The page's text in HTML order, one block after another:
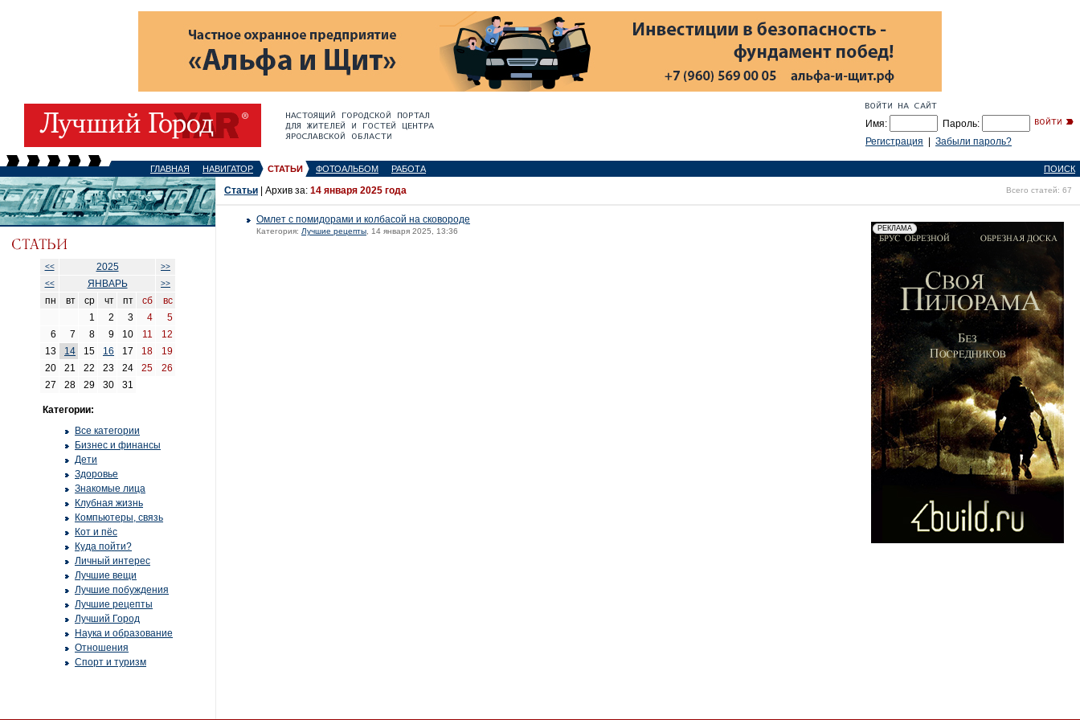
Имя:
Пароль:
Регистрация
Забыли пароль?
ГЛАВНАЯ НАВИГАТОР СТАТЬИ ФОТОАЛЬБОМ РАБОТА ПОИСК
<< 2025
>>
<<
ЯНВАРЬ >>
пн вт ср чт пт сб
вс
1
2 3 4
5
6
7 8 9 10 11
12
13
14 15 16 17 18
19
20
21 22 23 24 25
26
27
28 29 30 31
Категории:
Все категории
Бизнес и финансы
Дети
Здоровье
Знакомые лица
Клубная жизнь
Компьютеры, связь
Кот и пёс
Куда пойти?
Личный интерес
Лучшие вещи
Лучшие побуждения
Лучшие рецепты
Лучший Город
Наука и образование
Отношения
Спорт и туризм
Статьи | Архив за: 14 января 2025 года Всего статей: 67
Омлет с помидорами и колбасой на сковороде
Категория: Лучшие рецепты , 14 января 2025, 13:36